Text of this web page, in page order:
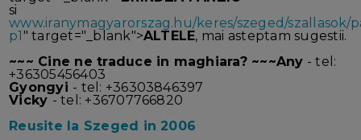
si
www.iranymagyarorszag.hu/keres/szeged/szallasok/
p1 " target="_blank">ALTELE, mai asteptam sugestii.
~~~ Cine ne traduce in maghiara? ~~~Any - tel:
+36305456403
Gyongyi - tel: +36303846397
Vicky - tel: +36707766820
Reusite la Szeged in 2006